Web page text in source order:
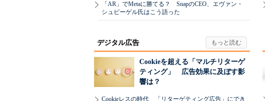
「AR」でMetaに勝てる？ SnapのCEO、エヴァン・
シュピーゲル氏はこう語った
デジタル広告
Cookieを超える「マルチリターゲ
ティング」 広告効果に及ぼす影
響は？
Cookieレスの時代 「リターゲティング広告」にでき